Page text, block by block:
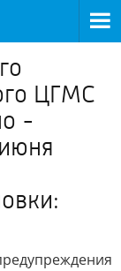
ЦГМС
-